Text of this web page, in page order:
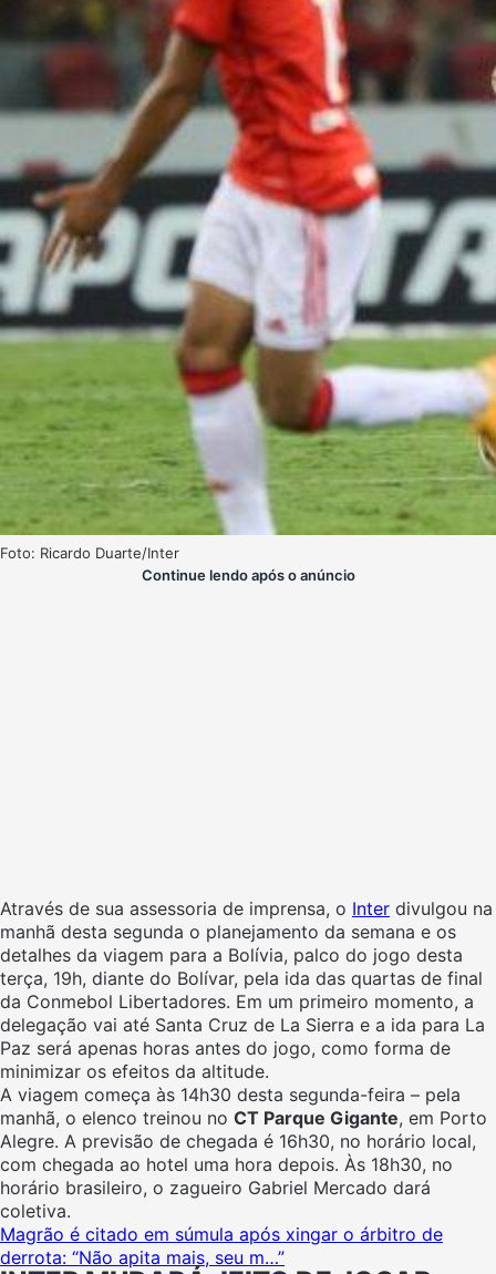
Foto: Ricardo Duarte/Inter
Continue lendo após o anúncio
Através de sua assessoria de imprensa, o Inter divulgou na
manhã desta segunda o planejamento da semana e os
detalhes da viagem para a Bolívia, palco do jogo desta
terça, 19h, diante do Bolívar, pela ida das quartas de final
da Conmebol Libertadores. Em um primeiro momento, a
delegação vai até Santa Cruz de La Sierra e a ida para La
Paz será apenas horas antes do jogo, como forma de
minimizar os efeitos da altitude.
A viagem começa às 14h30 desta segunda-feira – pela
manhã, o elenco treinou no CT Parque Gigante, em Porto
Alegre. A previsão de chegada é 16h30, no horário local,
com chegada ao hotel uma hora depois. Às 18h30, no
horário brasileiro, o zagueiro Gabriel Mercado dará
coletiva.
Magrão é citado em súmula após xingar o árbitro de
derrota: “Não apita mais, seu m…”